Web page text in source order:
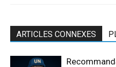
ARTICLES CONNEXES